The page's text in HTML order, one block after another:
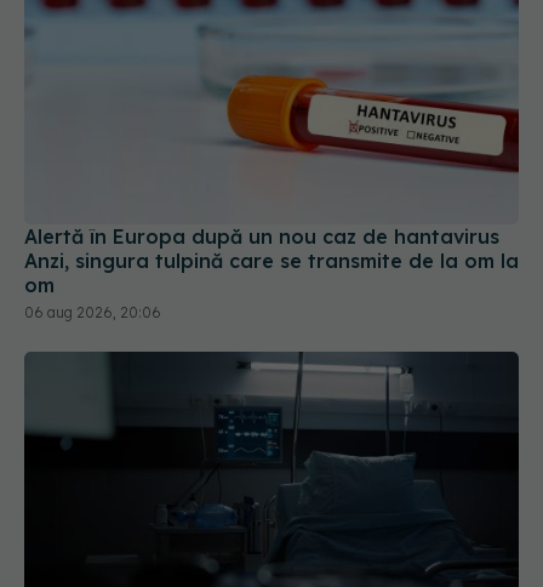
Alertă în Europa după un nou caz de hantavirus
Anzi, singura tulpină care se transmite de la om la
om
06 aug 2026, 20:06